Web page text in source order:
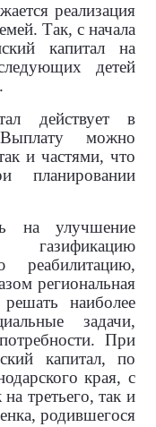
реализация
Так, с начала
капитал на
детей
действует в
можно
и частями, что
планировании
на улучшение
реабилитацию,
региональная
наиболее
задачи,
При
капитал, по
края, с
третьего, так и
родившегося